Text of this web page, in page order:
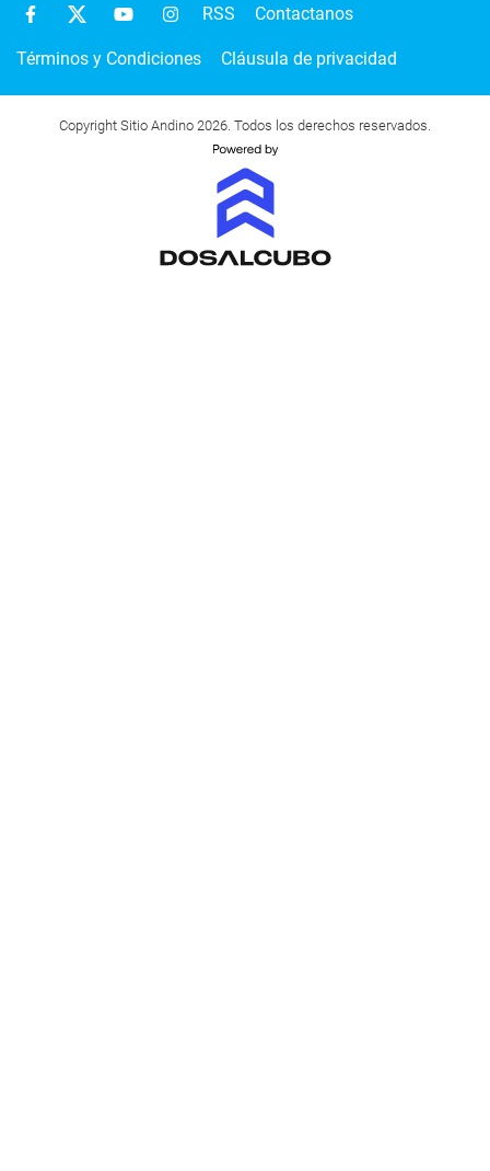
RSS Contactanos
Términos y Condiciones Cláusula de privacidad
Copyright Sitio Andino 2026. Todos los derechos reservados.